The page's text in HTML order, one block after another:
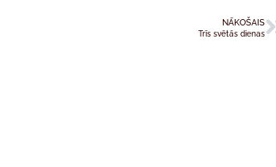
NĀKOŠAIS
Trīs svētās dienas